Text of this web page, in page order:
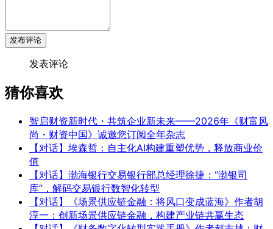
发布评论
发表评论
猜你喜欢
智启财资新时代・共筑企业新未来——2026年《财富风
尚・财资中国》诚邀您订阅全年杂志
【对话】埃森哲：自主化AI构建重塑优势，释放商业价
值
【对话】渤海银行交易银行部总经理徐捷：“渤银司
库”，解码交易银行数智化转型
【对话】《场景供应链金融：将风口变成蓝海》作者胡
淳一：创新场景供应链金融，构建产业链共赢生态